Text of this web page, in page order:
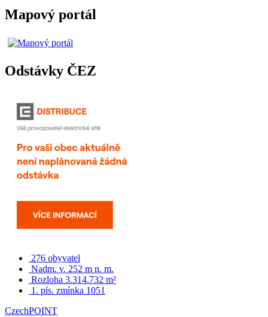
Mapový portál
Odstávky ČEZ
276 obyvatel
Nadm. v. 252 m n. m.
Rozloha 3.314.732 m²
1. pís. zmínka 1051
CzechPOINT